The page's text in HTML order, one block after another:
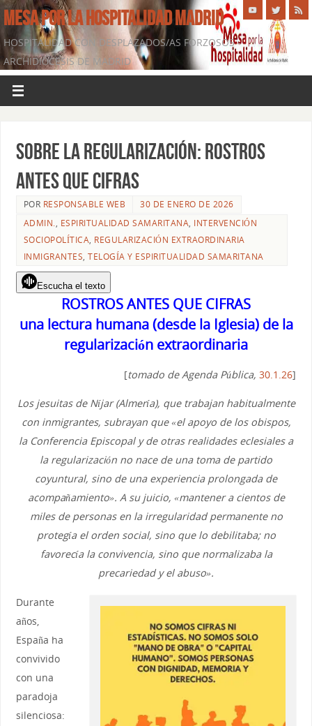
MESA POR LA HOSPITALIDAD MADRID
HOSPITALIDAD CON DESPLAZADOS/AS FORZOSOS -
ARCHIDIÓCESIS DE MADRID
Sobre la Regularización: ROSTROS
ANTES QUE CIFRAS
POR RESPONSABLE WEB
30 DE ENERO DE 2026
ADMIN., ESPIRITUALIDAD SAMARITANA, INTERVENCIÓN
SOCIOPOLÍTICA, REGULARIZACIÓN EXTRAORDINARIA
INMIGRANTES,TELOGÍA Y ESPIRITUALIDAD SAMARITANA
Escucha el texto
ROSTROS ANTES QUE CIFRAS
una lectura humana (desde la Iglesia) de la
regularización extraordinaria
[tomado de Agenda Pública, 30.1.26]
Los jesuitas de Níjar (Almería), que trabajan habitualmente
con inmigrantes, subrayan que «el apoyo de los obispos,
la Conferencia Episcopal y de otras realidades eclesiales a
la regularización no nace de una toma de partido
coyuntural, sino de una experiencia prolongada de
acompañamiento». A su juicio, «mantener a cientos de
miles de personas en la irregularidad permanente no
protegía el orden social, sino que lo debilitaba; no
favorecía la convivencia, sino que normalizaba la
precariedad y el abuso».
Durante
años,
España ha
convivido
con una
paradoja
silenciosa: